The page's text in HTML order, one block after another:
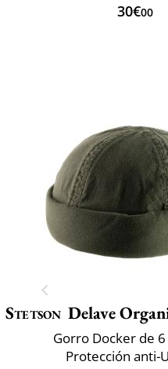
30€00
Stetson Delave Organic
Gorro Docker de
Protección anti-